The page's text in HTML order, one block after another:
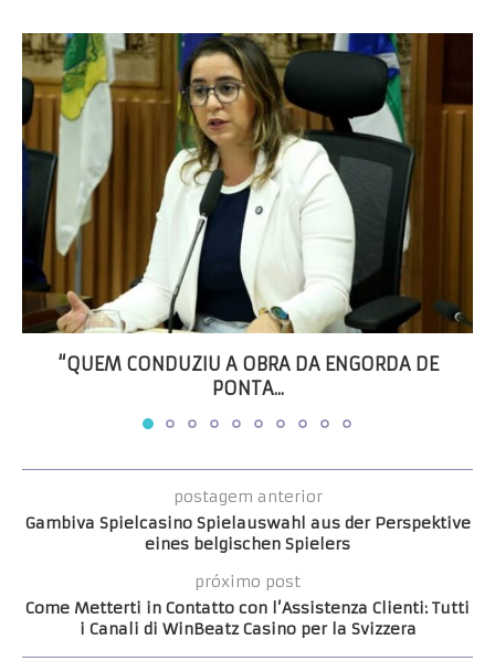
“QUEM CONDUZIU A OBRA DA ENGORDA DE
PONTA...
postagem anterior
Gambiva Spielcasino Spielauswahl aus der Perspektive
eines belgischen Spielers
próximo post
Come Metterti in Contatto con l’Assistenza Clienti: Tutti
i Canali di WinBeatz Casino per la Svizzera